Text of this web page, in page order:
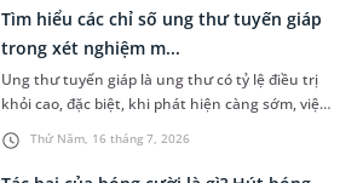
này bao gồm những gì? Những ai cần xét
Thứ Năm, 16 tháng 7, 2026
Tìm hiểu các chỉ số ung thư tuyến giáp
trong xét nghiệm m...
Ung thư tuyến giáp là ung thư có tỷ lệ điều trị
khỏi cao, đặc biệt, khi phát hiện càng sớm, việc
chữa trị sẽ càng hiệu quả. Do đó, việc tầm soát
định kỳ hoặc ngay khi có biểu hiện bất thường
là rất cần thiết. Vậy những chỉ số ung thư